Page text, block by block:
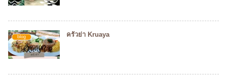
blog ครัวย่า Kruaya